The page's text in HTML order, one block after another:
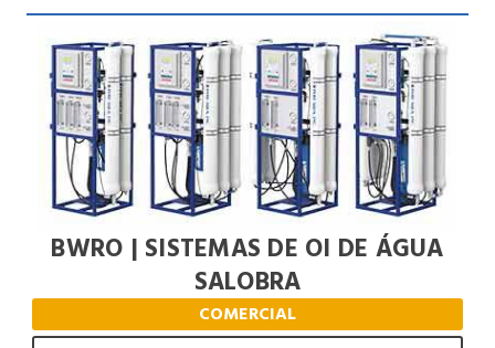
BWRO | SISTEMAS DE OI DE ÁGUA
SALOBRA
COMERCIAL